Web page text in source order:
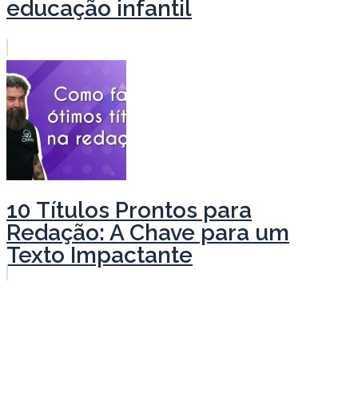
educação infantil
10 Títulos Prontos para
Redação: A Chave para um
Texto Impactante